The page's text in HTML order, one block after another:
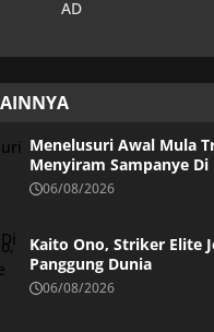
Menelusuri Awal Mula
Menyiram Sampanye Di
06/08/2026
Kaito Ono, Striker Elite
Panggung Dunia
06/08/2026